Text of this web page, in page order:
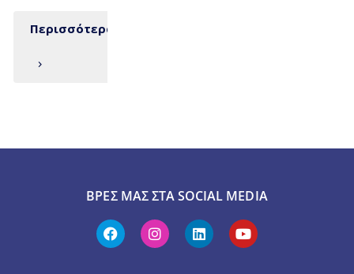
Περισσότερα
ΒΡΕΣ ΜΑΣ ΣΤΑ SOCIAL MEDIA